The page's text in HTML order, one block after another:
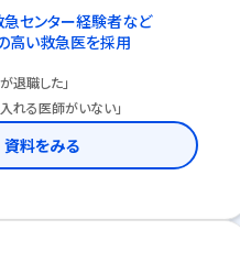
センター経験者など
高い救急医を採用
退職した」
れる医師がいない」
資料をみる